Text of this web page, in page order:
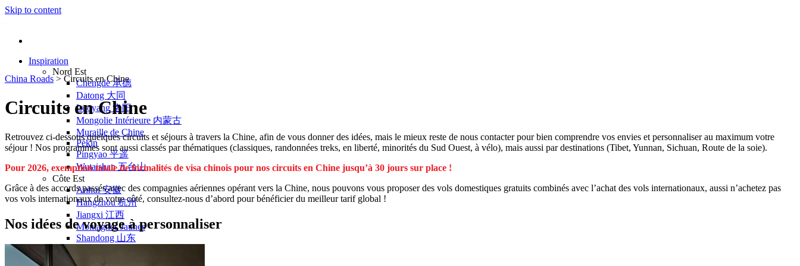
Skip to content
Inspiration
Nord Est
Chengde 承德
Datong 大同
Luoyang 洛阳
Mongolie Intérieure 内蒙古
Muraille de Chine
Pékin
Pingyao 平遥
Wutaishan 五台山
Côte Est
Anhui 安徽
Hangzhou 杭州
Jiangxi 江西
Montagnes Jaunes
Shandong 山东
Suzhou 苏州
China Roads > Circuits en Chine
Circuits en Chine
Retrouvez ci-dessous quelques circuits et séjours à travers la Chine, afin de vous donner des idées, mais le mieux reste de nous contacter pour bien comprendre vos envies et personnaliser au maximum votre
séjour ! Nos programmes sont aussi classés par thématiques (classiques, randonnées treks, en liberté, minorités du Sud Ouest, à vélo), mais aussi par destinations (Tibet, Yunnan, Sichuan, Route de la soie).
Pour 2026, exemption totale de formalités de visa chinois pour nos circuits en Chine jusqu’à 30 jours sur place !
Grâce à des accords passés avec des compagnies aériennes opérant vers la Chine, nous pouvons vous proposer des vols domestiques gratuits combinés avec l’achat des vols internationaux, aussi n’achetez pas
vos vols internationaux de votre côté, consultez-nous d’abord pour bénéficier du meilleur tarif global !
Nos idées de voyage à personnaliser